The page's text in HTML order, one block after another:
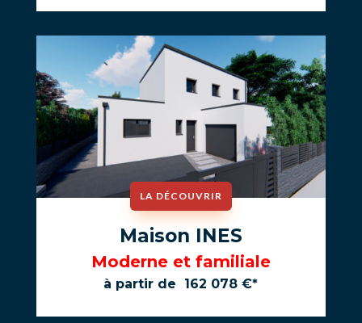
LA DÉCOUVRIR
Maison INES
Moderne et familiale
à partir de 162 078 €*